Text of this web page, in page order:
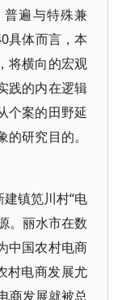
普遍与特殊兼
具体而言，本
将横向的宏观
践的内在逻辑
个案的田野延
研究目的。
镇笕川村“电
。丽水市在数
中国农村电商
村电商发展尤
商发展就被总